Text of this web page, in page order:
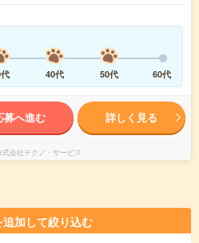
40代 50代 60代
募へ進む 詳しく見る
式会社テクノ・サービス
加して絞り込む